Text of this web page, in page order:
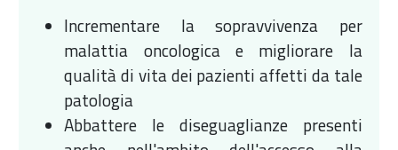
Incrementare la sopravvivenza per
malattia oncologica e migliorare la
qualità di vita dei pazienti affetti da tale
patologia
Abbattere le diseguaglianze presenti